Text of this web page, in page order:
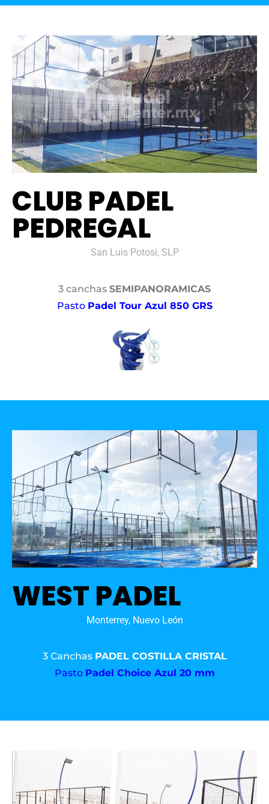
CLUB PADEL
PEDREGAL
San Luis Potosi, SLP
3 canchas SEMIPANORAMICAS
Pasto Padel Tour Azul 850 GRS
WEST PADEL
Monterrey, Nuevo León
3 Canchas PADEL COSTILLA CRISTAL
Pasto Padel Choice Azul 20 mm